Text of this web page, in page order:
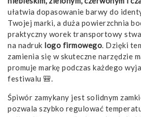
ułatwia dopasowanie barwy do
Twojej marki, a duża powierzchnia
praktyczny worek transportowy
na nadruk logo firmowego. Dzięki
zamienia się w skuteczne narzędzie
promuje markę podczas każdego
festiwalu 🎒.
Śpiwór zamykany jest solidnym
pozwala szybko regulować